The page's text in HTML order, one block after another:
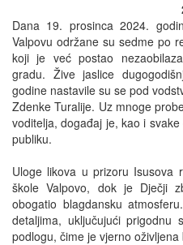
Dana 19. prosinca 2024.
Valpovu održane su sedme po
koji je već postao
gradu. Žive jaslice
godine nastavile su se pod
Zdenke Turalije. Uz mnoge
voditelja, događaj je, kao i
publiku.
Uloge likova u prizoru Isusova
škole Valpovo, dok je Dječji
obogatio blagdansku
detaljima, uključujući prigodnu
podlogu, čime je vjerno oživljena